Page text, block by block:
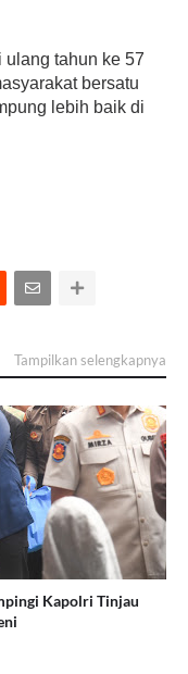
ulang tahun ke 57
bersatu
lebih baik di
Tampilkan selengkapnya
Kapolri Tinjau